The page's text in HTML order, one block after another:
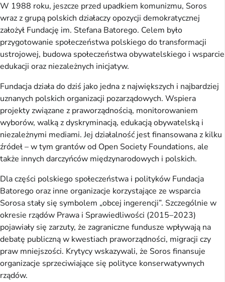
W 1988 roku, jeszcze przed upadkiem komunizmu, Soros
wraz z grupą polskich działaczy opozycji demokratycznej
założył Fundację im. Stefana Batorego. Celem było
przygotowanie społeczeństwa polskiego do transformacji
ustrojowej, budowa społeczeństwa obywatelskiego i wsparcie
edukacji oraz niezależnych inicjatyw.
Fundacja działa do dziś jako jedna z największych i najbardziej
uznanych polskich organizacji pozarządowych. Wspiera
projekty związane z praworządnością, monitorowaniem
wyborów, walką z dyskryminacją, edukacją obywatelską i
niezależnymi mediami. Jej działalność jest finansowana z kilku
źródeł – w tym grantów od Open Society Foundations, ale
także innych darczyńców międzynarodowych i polskich.
Dla części polskiego społeczeństwa i polityków Fundacja
Batorego oraz inne organizacje korzystające ze wsparcia
Sorosa stały się symbolem „obcej ingerencji”. Szczególnie w
okresie rządów Prawa i Sprawiedliwości (2015–2023)
pojawiały się zarzuty, że zagraniczne fundusze wpływają na
debatę publiczną w kwestiach praworządności, migracji czy
praw mniejszości. Krytycy wskazywali, że Soros finansuje
organizacje sprzeciwiające się polityce konserwatywnych
rządów.